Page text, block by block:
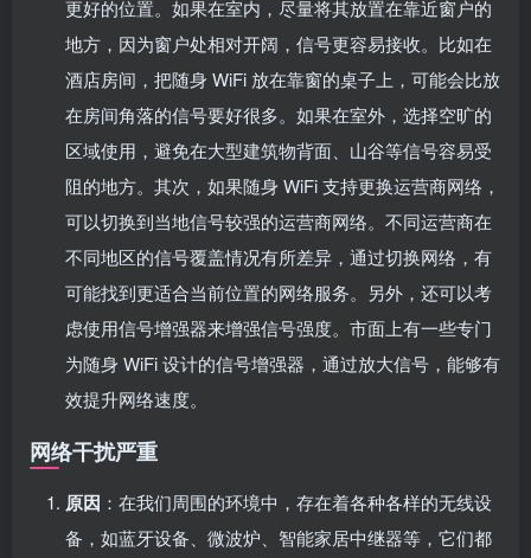
更好的位置。如果在室内，尽量将其放置在靠近窗户的
地方，因为窗户处相对开阔，信号更容易接收。比如在
酒店房间，把随身 WiFi 放在靠窗的桌子上，可能会比放
在房间角落的信号要好很多。如果在室外，选择空旷的
区域使用，避免在大型建筑物背面、山谷等信号容易受
阻的地方。其次，如果随身 WiFi 支持更换运营商网络，
可以切换到当地信号较强的运营商网络。不同运营商在
不同地区的信号覆盖情况有所差异，通过切换网络，有
可能找到更适合当前位置的网络服务。另外，还可以考
虑使用信号增强器来增强信号强度。市面上有一些专门
为随身 WiFi 设计的信号增强器，通过放大信号，能够有
效提升网络速度。
网络干扰严重
原因 ：在我们周围的环境中，存在着各种各样的无线设
备，如蓝牙设备、微波炉、智能家居中继器等，它们都